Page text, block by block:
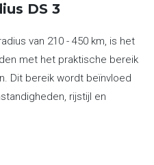
DS 3
van 210 - 450 km, is het
met het praktische bereik
Dit bereik wordt beïnvloed
rijstijl en